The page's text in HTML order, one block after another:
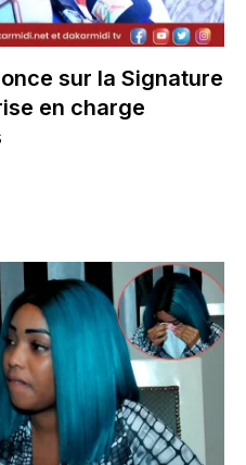
sur la Signature
en charge